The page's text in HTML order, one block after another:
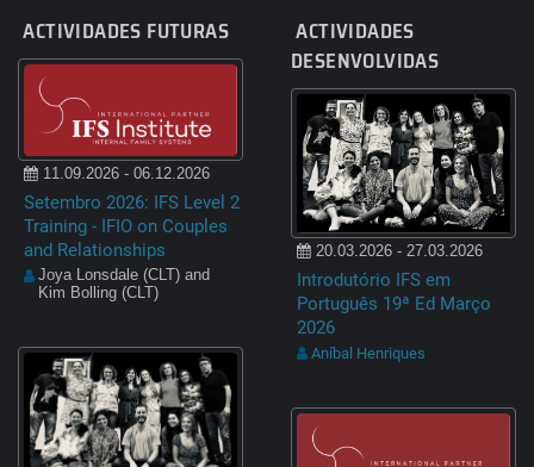
ACTIVIDADES FUTURAS
11.09.2026 - 06.12.2026
Setembro 2026: IFS Level 2
Training - IFIO on Couples
and Relationships
Joya Lonsdale (CLT) and
Kim Bolling (CLT)
ACTIVIDADES
DESENVOLVIDAS
20.03.2026 - 27.03.2026
Introdutório IFS em
Português 19ª Ed Março
2026
Aníbal Henriques